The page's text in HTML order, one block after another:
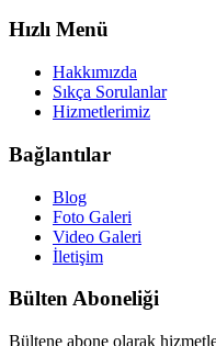
Hızlı Menü
Hakkımızda
Sıkça Sorulanlar
Hizmetlerimiz
Bağlantılar
Blog
Foto Galeri
Video Galeri
İletişim
Bülten Aboneliği
Bültene abone olarak